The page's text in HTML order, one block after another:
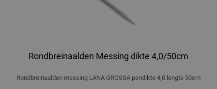
Rondbreinaalden Messing dikte 4,0/50cm
Rondbreinaalden messing LANA GROSSA pendikte 4,0 lengte 50cm